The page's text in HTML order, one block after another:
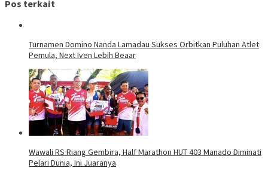
Pos terkait
Turnamen Domino Nanda Lamadau Sukses Orbitkan Puluhan Atlet
Pemula, Next Iven Lebih Beaar
Wawali RS Riang Gembira, Half Marathon HUT 403 Manado Diminati
Pelari Dunia, Ini Juaranya